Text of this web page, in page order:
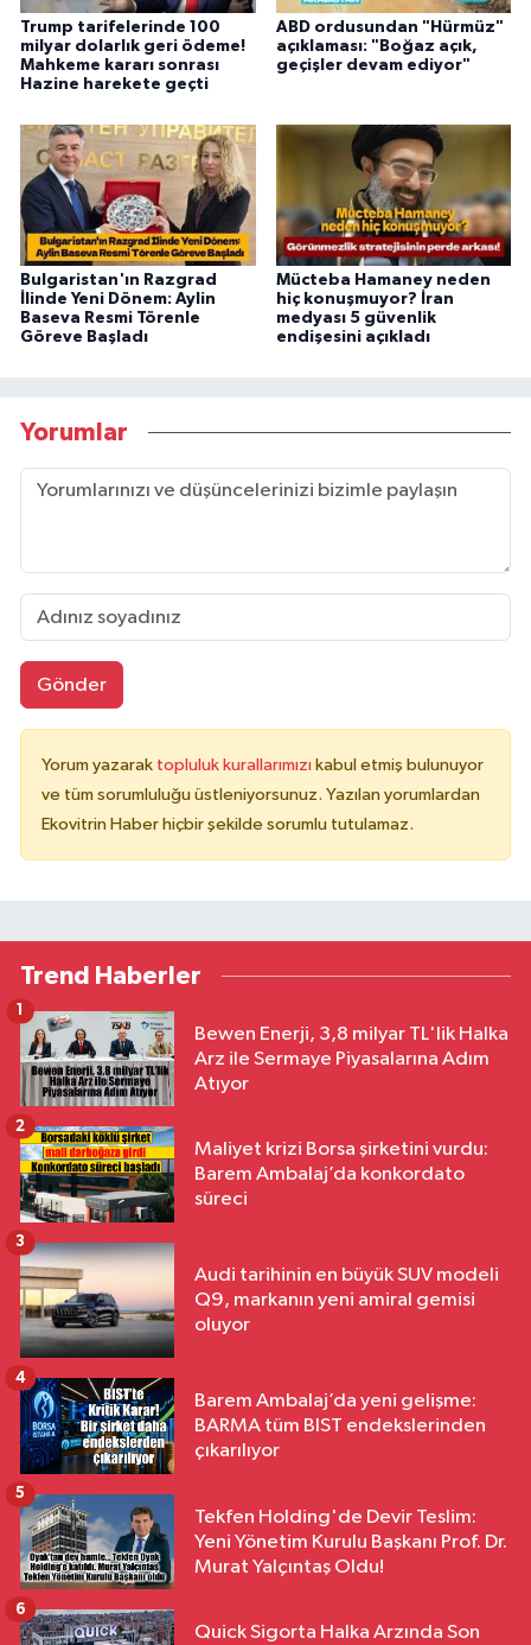
Trump tarifelerinde 100
milyar dolarlık geri ödeme!
Mahkeme kararı sonrası
Hazine harekete geçti
ABD ordusundan "Hürmüz"
açıklaması: "Boğaz açık,
geçişler devam ediyor"
Bulgaristan'ın Razgrad
İlinde Yeni Dönem: Aylin
Baseva Resmi Törenle
Göreve Başladı
Mücteba Hamaney neden
hiç konuşmuyor? İran
medyası 5 güvenlik
endişesini açıkladı
Yorumlar
Gönder
Yorum yazarak topluluk kurallarımızı kabul etmiş bulunuyor
ve tüm sorumluluğu üstleniyorsunuz. Yazılan yorumlardan
Ekovitrin Haber hiçbir şekilde sorumlu tutulamaz.
Trend Haberler
Bewen Enerji, 3,8 milyar TL'lik Halka
Arz ile Sermaye Piyasalarına Adım
Atıyor
1
Maliyet krizi Borsa şirketini vurdu:
Barem Ambalaj’da konkordato
süreci
2
Audi tarihinin en büyük SUV modeli
Q9, markanın yeni amiral gemisi
oluyor
3
Barem Ambalaj’da yeni gelişme:
BARMA tüm BIST endekslerinden
çıkarılıyor
4
Tekfen Holding'de Devir Teslim:
Yeni Yönetim Kurulu Başkanı Prof. Dr.
Murat Yalçıntaş Oldu!
5
Quick Sigorta Halka Arzında Son
6